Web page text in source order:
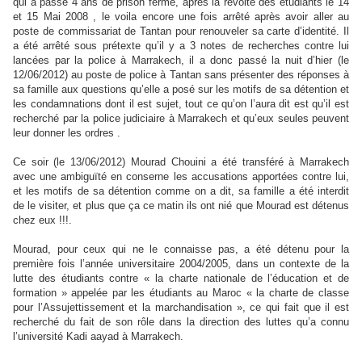
et 15 Mai 2008 , le voila encore une fois arrêté après avoir aller au
poste de commissariat de Tantan pour renouveler sa carte d’identité. Il
a été arrêté sous prétexte qu’il y a 3 notes de recherches contre lui
lancées par la police à Marrakech, il a donc passéla nuit d’hier (le
12/06/2012) au poste de police à Tantan sans présenter des réponses à
sa famille aux questions qu’elle a posé sur les motifs de sa détention et
les condamnations dont il est sujet, tout ce qu’on l’aura dit est qu’il est
recherché par la police judiciaire à Marrakech et qu’eux seules peuvent
leur donner les ordres .
Ce soir (le 13/06/2012) Mourad Chouini a été transféré à Marrakech
avec une ambiguïté en conserne les accusations apportées contre lui,
et les motifs de sa détention comme on a dit, sa famille a été interdit
de le visiter, et plus que ça ce matin ils ont nié que Mourad est détenus
chez eux !!!.
Mourad, pour ceux qui ne le connaisse pas, a été détenu pour la
première fois l’année universitaire 2004/2005, dans un contexte de la
lutte des étudiants contre « la charte nationale de l’éducation et de
formation » appelée par les étudiants au Maroc « la charte de classe
pour l’Assujettissement et la marchandisation », ce qui fait que il est
recherché du fait de son rôle dans la direction des luttes qu’a connu
l’université Kadi aayad à Marrakech.